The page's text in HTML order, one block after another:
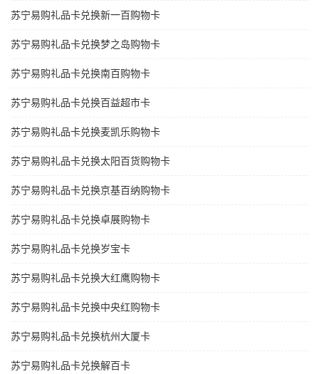
苏宁易购礼品卡兑换新一百购物卡
苏宁易购礼品卡兑换梦之岛购物卡
苏宁易购礼品卡兑换南百购物卡
苏宁易购礼品卡兑换百益超市卡
苏宁易购礼品卡兑换麦凯乐购物卡
苏宁易购礼品卡兑换太阳百货购物卡
苏宁易购礼品卡兑换京基百纳购物卡
苏宁易购礼品卡兑换卓展购物卡
苏宁易购礼品卡兑换岁宝卡
苏宁易购礼品卡兑换大红鹰购物卡
苏宁易购礼品卡兑换中央红购物卡
苏宁易购礼品卡兑换杭州大厦卡
苏宁易购礼品卡兑换解百卡